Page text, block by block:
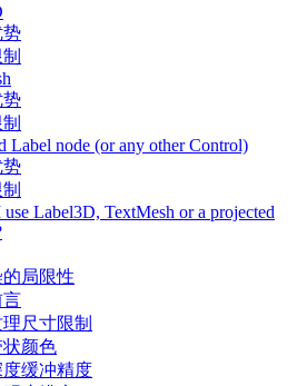
势
势
Label node (or any other Control)
势
use Label3D, TextMesh or a projected
局限性
言
尺寸限制
状颜色
度缓冲精度